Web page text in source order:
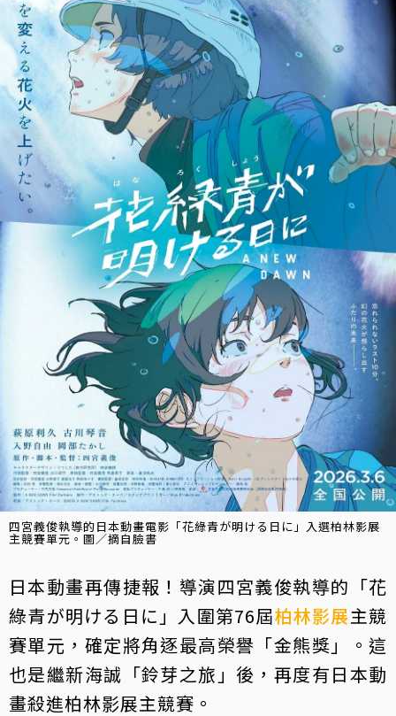
四宮義俊執導的日本動畫電影「花綠青が明ける日に」入選柏林影展
主競賽單元。圖／摘自臉書
日本動畫再傳捷報！導演四宮義俊執導的「花
綠青が明ける日に」入圍第76屆柏林影展主競
賽單元，確定將角逐最高榮譽「金熊獎」。這
也是繼新海誠「鈴芽之旅」後，再度有日本動
畫殺進柏林影展主競賽。